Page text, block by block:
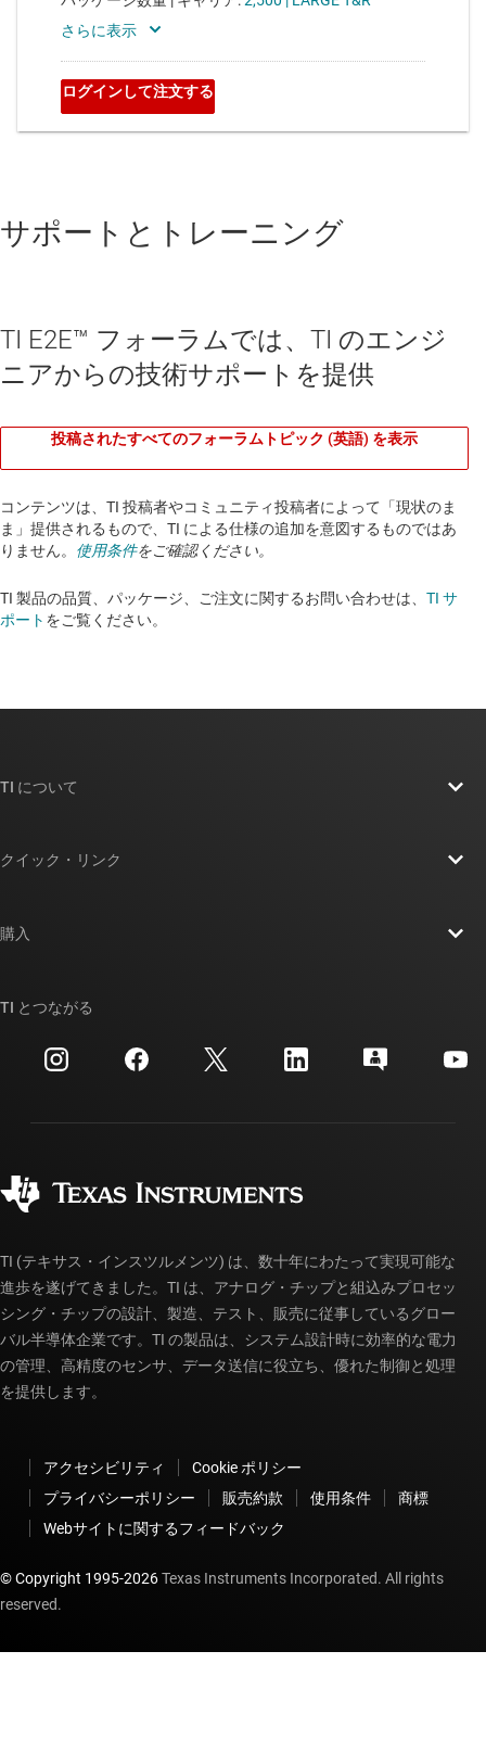
サポートとトレーニング
TI E2E™ フォーラムでは、TI のエンジ
ニアからの技術サポートを提供
投稿されたすべてのフォーラムトピック (英語) を表示
コンテンツは、TI 投稿者やコミュニティ投稿者によって「現状のま
ま」提供されるもので、TI による仕様の追加を意図するものではあ
りません。 使用条件をご確認ください。
TI 製品の品質、パッケージ、ご注文に関するお問い合わせは、 TI サ
ポート をご覧ください。​​​​​​​​​​​​​​
TI について
投資家向け情報
製造
クイック・リンク
クロスリファレンス検索
カスタマー・サポート・センター
myTI アカウントの FAQ
購入
ご注文に関する FAQ
TI とつながる
TI (テキサス・インスツルメンツ) は、数十年にわたって実現可能な
進歩を遂げてきました。TI は、アナログ・チップと組込みプロセッ
シング・チップの設計、製造、テスト、販売に従事しているグロー
バル半導体企業です。TI の製品は、システム設計時に効率的な電力
の管理、高精度のセンサ、データ送信に役立ち、優れた制御と処理
を提供します。
アクセシビリティ
Cookie ポリシー
プライバシーポリシー
販売約款 使用条件
商標
Webサイトに関するフィードバック
© Copyright 1995-2026Texas Instruments Incorporated. All rights
reserved.